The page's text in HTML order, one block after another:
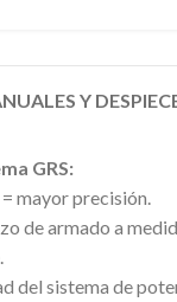
Y
GRS:
mayor precisión.
de armado a
del sistema de